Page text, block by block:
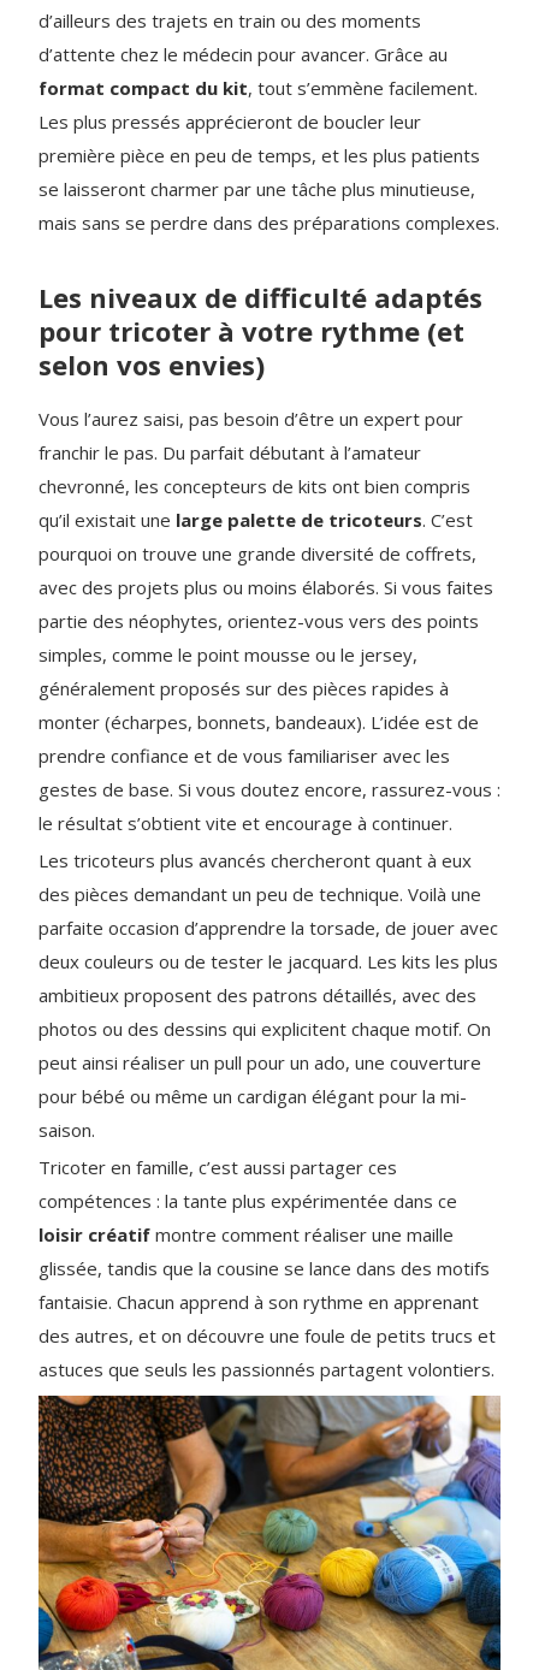
d’ailleurs des trajets en train ou des moments
d’attente chez le médecin pour avancer. Grâce au
format compact du kit, tout s’emmène facilement.
Les plus pressés apprécieront de boucler leur
première pièce en peu de temps, et les plus patients
se laisseront charmer par une tâche plus minutieuse,
mais sans se perdre dans des préparations complexes.
Les niveaux de difficulté adaptés
pour tricoter à votre rythme (et
selon vos envies)
Vous l’aurez saisi, pas besoin d’être un expert pour
franchir le pas. Du parfait débutant à l’amateur
chevronné, les concepteurs de kits ont bien compris
qu’il existait une large palette de tricoteurs. C’est
pourquoi on trouve une grande diversité de coffrets,
avec des projets plus ou moins élaborés. Si vous faites
partie des néophytes, orientez-vous vers des points
simples, comme le point mousse ou le jersey,
généralement proposés sur des pièces rapides à
monter (écharpes, bonnets, bandeaux). L’idée est de
prendre confiance et de vous familiariser avec les
gestes de base. Si vous doutez encore, rassurez-vous :
le résultat s’obtient vite et encourage à continuer.
Les tricoteurs plus avancés chercheront quant à eux
des pièces demandant un peu de technique. Voilà une
parfaite occasion d’apprendre la torsade, de jouer avec
deux couleurs ou de tester le jacquard. Les kits les plus
ambitieux proposent des patrons détaillés, avec des
photos ou des dessins qui explicitent chaque motif. On
peut ainsi réaliser un pull pour un ado, une couverture
pour bébé ou même un cardigan élégant pour la mi-
saison.
Tricoter en famille, c’est aussi partager ces
compétences : la tante plus expérimentée dans ce
loisir créatif montre comment réaliser une maille
glissée, tandis que la cousine se lance dans des motifs
fantaisie. Chacun apprend à son rythme en apprenant
des autres, et on découvre une foule de petits trucs et
astuces que seuls les passionnés partagent volontiers.